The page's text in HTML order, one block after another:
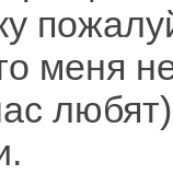
меня